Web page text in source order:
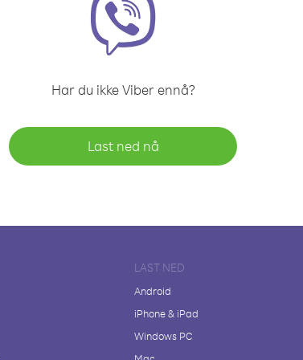
Har du ikke Viber ennå?
Last ned nå
LAST NED
Android
iPhone & iPad
Windows PC